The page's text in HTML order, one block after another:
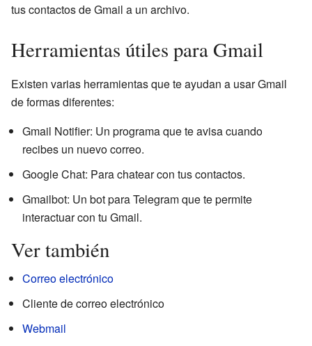
tus contactos de Gmail a un archivo.
Herramientas útiles para Gmail
Existen varias herramientas que te ayudan a usar Gmail
de formas diferentes:
Gmail Notifier: Un programa que te avisa cuando
recibes un nuevo correo.
Google Chat: Para chatear con tus contactos.
Gmailbot: Un bot para Telegram que te permite
interactuar con tu Gmail.
Ver también
Correo electrónico
Cliente de correo electrónico
Webmail